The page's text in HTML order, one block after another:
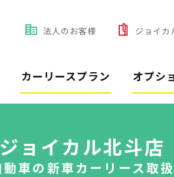
法人のお客様 ジョイカ
カーリースプラン オプシ
ジョイカル北斗店
車の新車カーリース取